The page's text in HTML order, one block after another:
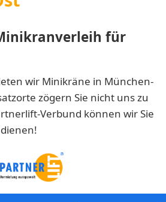
für
wir Minikräne in München-
zögern Sie nicht uns zu
Verbund können wir Sie